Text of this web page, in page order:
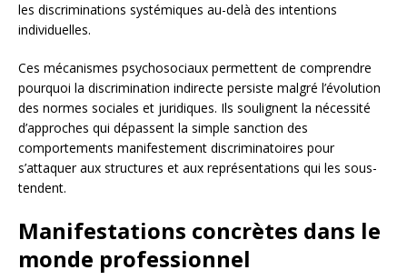
les discriminations systémiques au-delà des intentions
individuelles.
Ces mécanismes psychosociaux permettent de comprendre
pourquoi la discrimination indirecte persiste malgré l’évolution
des normes sociales et juridiques. Ils soulignent la nécessité
d’approches qui dépassent la simple sanction des
comportements manifestement discriminatoires pour
s’attaquer aux structures et aux représentations qui les sous-
tendent.
Manifestations concrètes dans le
monde professionnel